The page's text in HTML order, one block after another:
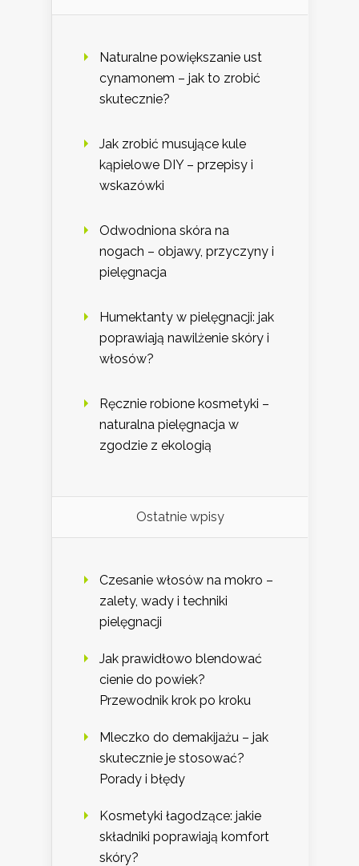
Naturalne powiększanie ust
cynamonem – jak to zrobić
skutecznie?
Jak zrobić musujące kule
kąpielowe DIY – przepisy i
wskazówki
Odwodniona skóra na
nogach – objawy, przyczyny i
pielęgnacja
Humektanty w pielęgnacji: jak
poprawiają nawilżenie skóry i
włosów?
Ręcznie robione kosmetyki –
naturalna pielęgnacja w
zgodzie z ekologią
Ostatnie wpisy
Czesanie włosów na mokro –
zalety, wady i techniki
pielęgnacji
Jak prawidłowo blendować
cienie do powiek?
Przewodnik krok po kroku
Mleczko do demakijażu – jak
skutecznie je stosować?
Porady i błędy
Kosmetyki łagodzące: jakie
składniki poprawiają komfort
skóry?